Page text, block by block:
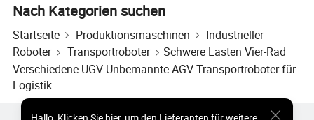
Nach Kategorien suchen
Startseite Produktionsmaschinen
Industrieller
Roboter
Transportroboter
Schwere Lasten Vier-Rad
Verschiedene UGV Unbemannte AGV Transportroboter für
Logistik